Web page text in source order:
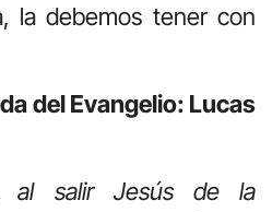
la debemos tener con
del Evangelio: Lucas
al salir Jesús de la